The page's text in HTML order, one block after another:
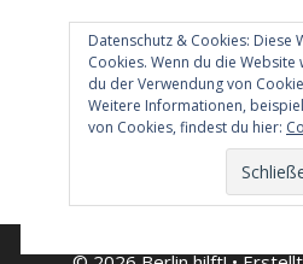
Datenschutz & Cookies: Diese
Cookies. Wenn du die
du der Verwendung von
Weitere Informationen,
von Cookies, findest du hier:
WordPress.org
Berlin hilft
info@berlin-hilft.com